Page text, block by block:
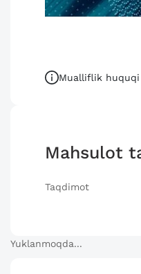
Mualliflik
Mahsulot
Taqdimot
Yuklanmoqda...